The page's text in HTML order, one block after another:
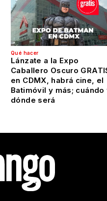
Qué hacer
Lánzate a la Expo
Caballero Oscuro
en CDMX, habrá cine, el
Batimóvil y más; cuándo
dónde será